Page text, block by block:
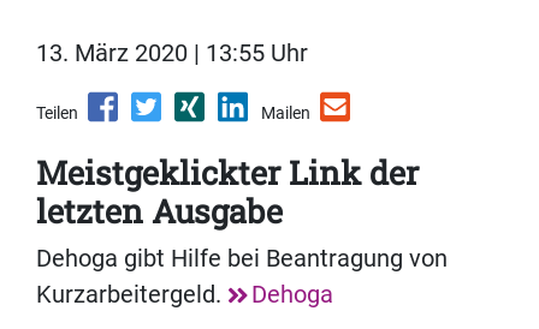
13. März 2020 | 13:55 Uhr
Teilen Mailen
Meistgeklickter Link der
letzten Ausgabe
Dehoga gibt Hilfe bei Beantragung von
Kurzarbeitergeld.
Dehoga